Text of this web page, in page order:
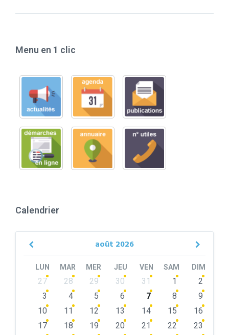
Menu en 1 clic
Calendrier
août 2026
Previous
LUN MAR MER JEU VEN SAM DIM
Skip
calendar
27 28 29 30 31 1
2
3
4 5 6 7 8
9
10
11 12 13 14 15
16
17
18 19 20 21 22
23